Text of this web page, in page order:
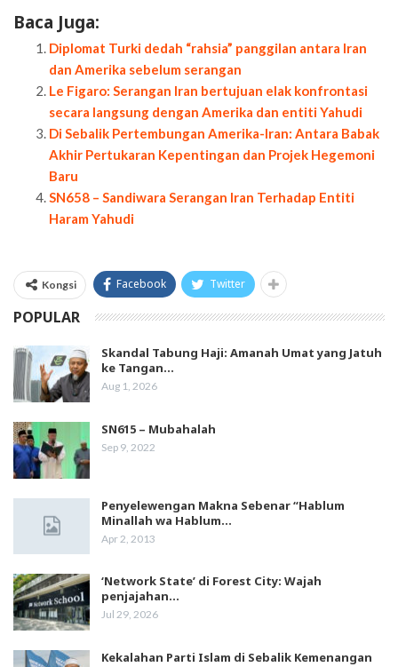
Baca Juga:
Diplomat Turki dedah “rahsia” panggilan antara Iran
dan Amerika sebelum serangan
Le Figaro: Serangan Iran bertujuan elak konfrontasi
secara langsung dengan Amerika dan entiti Yahudi
Di Sebalik Pertembungan Amerika-Iran: Antara Babak
Akhir Pertukaran Kepentingan dan Projek Hegemoni
Baru
SN658 – Sandiwara Serangan Iran Terhadap Entiti
Haram Yahudi
Kongsi Facebook Twitter
POPULAR
Skandal Tabung Haji: Amanah Umat yang Jatuh
ke Tangan…
Aug 1, 2026
SN615 – Mubahalah
Sep 9, 2022
Penyelewengan Makna Sebenar “Hablum
Minallah wa Hablum…
Apr 2, 2013
‘Network State’ di Forest City: Wajah
penjajahan…
Jul 29, 2026
Kekalahan Parti Islam di Sebalik Kemenangan